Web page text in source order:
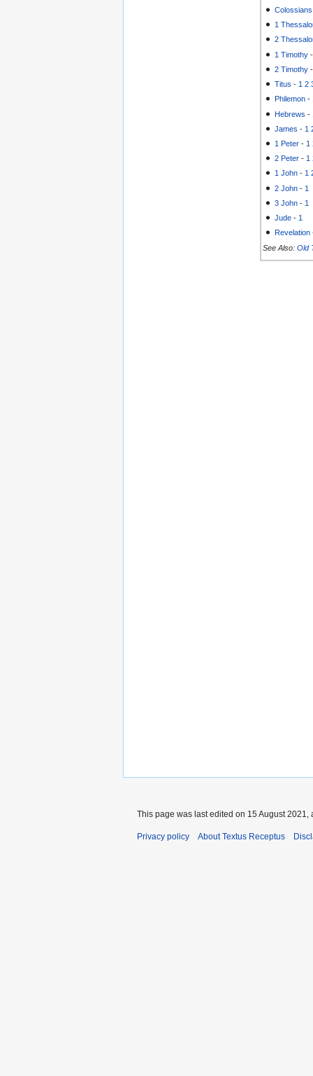
Colossians
1
2
1 Timothy
2 Timothy
Titus - 1 2
Philemon -
Hebrews -
James - 1
1 Peter - 1
2 Peter - 1
1 John - 1
2 John - 1
3 John - 1
Jude - 1
Revelation
See Also: Old
This page was last edited on 15 August 2021,
Privacy policy About Textus Receptus